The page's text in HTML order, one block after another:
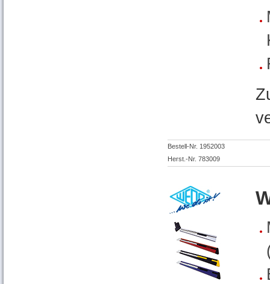
Bestell-Nr. 1952003
Herst.-Nr. 783009